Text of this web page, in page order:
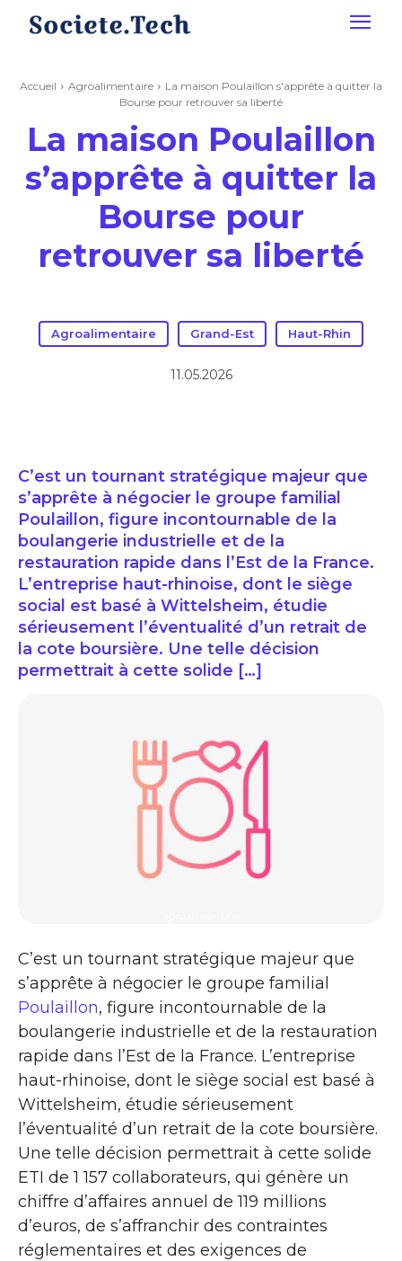
Accueil Agroalimentaire
La maison Poulaillon s'apprête à quitter la
Bourse pour retrouver sa liberté
La maison Poulaillon
s’apprête à quitter la
Bourse pour
retrouver sa liberté
Agroalimentaire Grand-Est Haut-Rhin
11.05.2026
C’est un tournant stratégique majeur que
s’apprête à négocier le groupe familial
Poulaillon, figure incontournable de la
boulangerie industrielle et de la
restauration rapide dans l’Est de la France.
L’entreprise haut-rhinoise, dont le siège
social est basé à Wittelsheim, étudie
sérieusement l’éventualité d’un retrait de
la cote boursière. Une telle décision
permettrait à cette solide […]
C’est un tournant stratégique majeur que
s’apprête à négocier le groupe familial
Poulaillon, figure incontournable de la
boulangerie industrielle et de la restauration
rapide dans l’Est de la France. L’entreprise
haut-rhinoise, dont le siège social est basé à
Wittelsheim, étudie sérieusement
l’éventualité d’un retrait de la cote boursière.
Une telle décision permettrait à cette solide
ETI de 1 157 collaborateurs, qui génère un
chiffre d’affaires annuel de 119 millions
d’euros, de s’affranchir des contraintes
réglementaires et des exigences de